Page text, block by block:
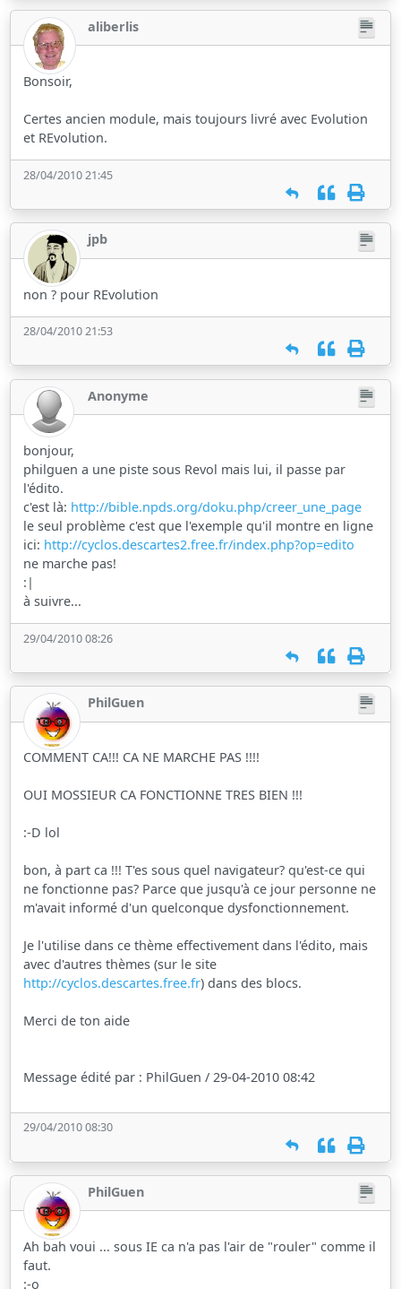
aliberlis
Bonsoir,
Certes ancien module, mais toujours livré avec Evolution
et REvolution.
28/04/2010 21:45
jpb
non ? pour REvolution
28/04/2010 21:53
Anonyme
bonjour,
philguen a une piste sous Revol mais lui, il passe par
l'édito.
c'est là: http://bible.npds.org/doku.php/creer_une_page
le seul problème c'est que l'exemple qu'il montre en ligne
ici: http://cyclos.descartes2.free.fr/index.php?op=edito
ne marche pas!
:|
à suivre...
29/04/2010 08:26
PhilGuen
COMMENT CA!!! CA NE MARCHE PAS !!!!
OUI MOSSIEUR CA FONCTIONNE TRES BIEN !!!
:-D lol
bon, à part ca !!! T'es sous quel navigateur? qu'est-ce qui
ne fonctionne pas? Parce que jusqu'à ce jour personne ne
m'avait informé d'un quelconque dysfonctionnement.
Je l'utilise dans ce thème effectivement dans l'édito, mais
avec d'autres thèmes (sur le site
http://cyclos.descartes.free.fr) dans des blocs.
Merci de ton aide
Message édité par : PhilGuen / 29-04-2010 08:42
29/04/2010 08:30
PhilGuen
Ah bah voui ... sous IE ca n'a pas l'air de "rouler" comme il
faut.
:-o